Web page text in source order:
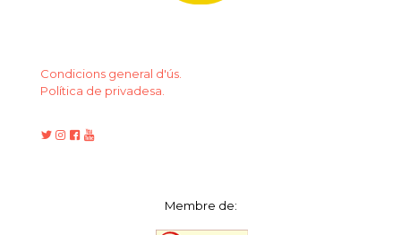
Condicions general d'ús.
Política de privadesa.
Membre de: